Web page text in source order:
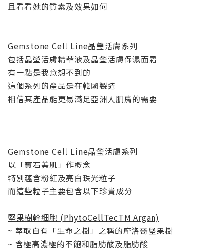
且看看她的質素及效果如何
Gemstone Cell Line晶瑩活膚系列
包括晶瑩活膚精華液及晶瑩活膚保濕面霜
有一點是我意想不到的
這個系列的產品是在韓國製造
相信其產品能更易滿足亞洲人肌膚的需要
Gemstone Cell Line晶瑩活膚系列
以「寶石美肌」作概念
特別蘊含粉紅及亮白珠光粒子
而這些粒子主要包含以下珍貴成分
堅果樹幹細胞 (PhytoCellTecTM Argan)
~ 萃取自有「生命之樹」之稱的摩洛哥堅果樹
~ 含極高濃極的不飽和脂肪酸及脂肪酸